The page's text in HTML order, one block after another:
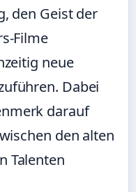
den Geist der
Filme
neue
Dabei
darauf
den alten
Talenten